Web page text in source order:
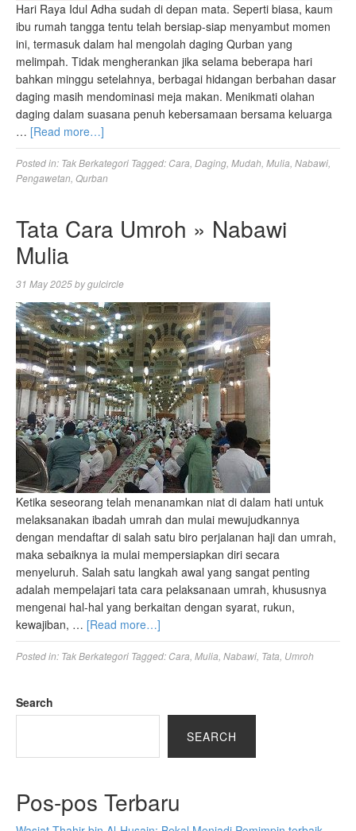
Hari Raya Idul Adha sudah di depan mata. Seperti biasa, kaum
ibu rumah tangga tentu telah bersiap-siap menyambut momen
ini, termasuk dalam hal mengolah daging Qurban yang
melimpah. Tidak mengherankan jika selama beberapa hari
bahkan minggu setelahnya, berbagai hidangan berbahan dasar
daging masih mendominasi meja makan. Menikmati olahan
daging dalam suasana penuh kebersamaan bersama keluarga
… [Read more…]
Posted in: Tak Berkategori Tagged: Cara Daging Mudah Mulia Nabawi
Pengawetan Qurban
Tata Cara Umroh » Nabawi
Mulia
31 May 2025bygulcircle
Ketika seseorang telah menanamkan niat di dalam hati untuk
melaksanakan ibadah umrah dan mulai mewujudkannya
dengan mendaftar di salah satu biro perjalanan haji dan umrah,
maka sebaiknya ia mulai mempersiapkan diri secara
menyeluruh. Salah satu langkah awal yang sangat penting
adalah mempelajari tata cara pelaksanaan umrah, khususnya
mengenai hal-hal yang berkaitan dengan syarat, rukun,
kewajiban, … [Read more…]
Posted in: Tak Berkategori Tagged: Cara Mulia Nabawi Tata Umroh
Search
SEARCH
Pos-pos Terbaru